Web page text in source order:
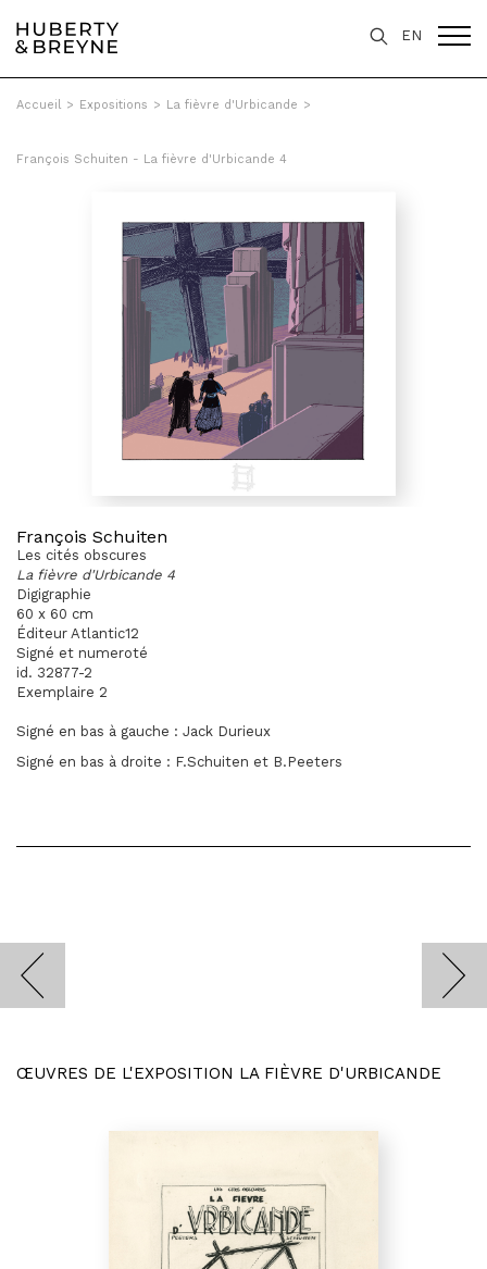
EN
Accueil > Expositions > La fièvre d'Urbicande >
François Schuiten - La fièvre d'Urbicande 4
François Schuiten
Les cités obscures
La fièvre d'Urbicande 4
Digigraphie
60 x 60 cm
Éditeur Atlantic12
Signé et numeroté
id. 32877-2
Exemplaire 2
Signé en bas à gauche : Jack Durieux
Signé en bas à droite : F.Schuiten et B.Peeters
ŒUVRES DE L'EXPOSITION LA FIÈVRE D'URBICANDE